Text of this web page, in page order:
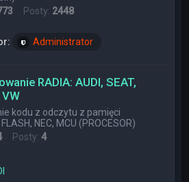
Posty: 2448
Administrator
RADIA: AUDI, SEAT,
VW
kodu z odczytu z pamięci
NEC, MCU (PROCESOR)
Posty:4